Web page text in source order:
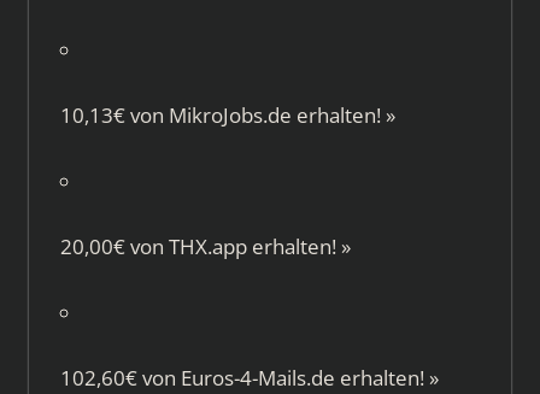
10,13€ von MikroJobs.de erhalten! »
20,00€ von THX.apperhalten! »
102,60€ von Euros-4-Mails.de erhalten! »